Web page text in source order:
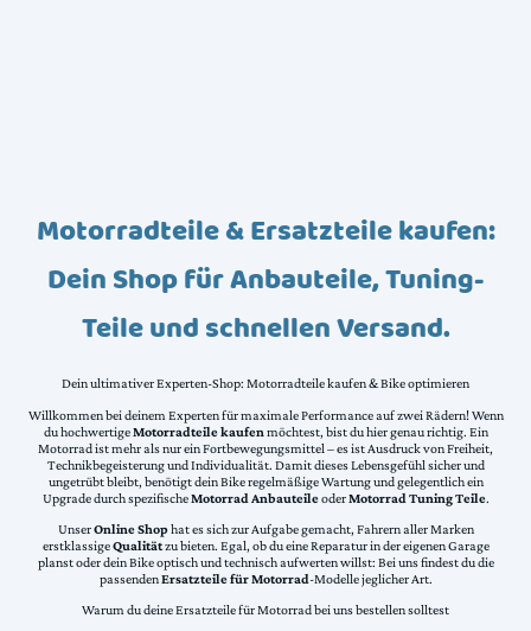
Motorradteile & Ersatzteile kaufen:
Dein Shop für Anbauteile, Tuning-
Teile und schnellen Versand.
Dein ultimativer Experten-Shop: Motorradteile kaufen & Bike optimieren
Willkommen bei deinem Experten für maximale Performance auf zwei Rädern! Wenn
du hochwertigeMotorradteile kaufen möchtest, bist du hier genau richtig. Ein
Motorrad ist mehr als nur ein Fortbewegungsmittel – es ist Ausdruck von Freiheit,
Technikbegeisterung und Individualität. Damit dieses Lebensgefühl sicher und
ungetrübt bleibt, benötigt dein Bike regelmäßige Wartung und gelegentlich ein
Upgrade durch spezifischeMotorrad AnbauteileoderMotorrad Tuning Teile.
UnserOnline Shophat es sich zur Aufgabe gemacht, Fahrern aller Marken
erstklassigeQualitätzu bieten. Egal, ob du eine Reparatur in der eigenen Garage
planst oder dein Bike optisch und technisch aufwerten willst: Bei uns findest du die
passendenErsatzteile für Motorrad-Modelle jeglicher Art.
Warum du deine Ersatzteile für Motorrad bei uns bestellen solltest